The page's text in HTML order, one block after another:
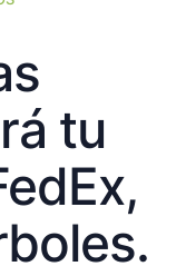
tu